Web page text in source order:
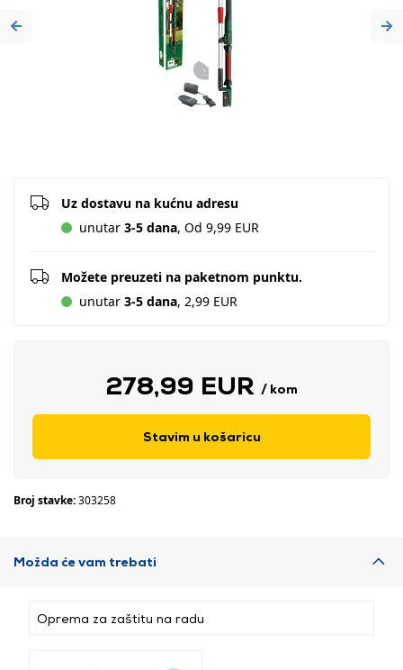
Previous
Uz dostavu na kućnu adresu
unutar 3-5 dana, Od 9,99 EUR
Možete preuzeti na paketnom punktu.
unutar 3-5 dana, 2,99 EUR
278,99 EUR / kom
Stavim u košaricu
Broj stavke:303258
Možda će vam trebati
Oprema za zaštitu na radu